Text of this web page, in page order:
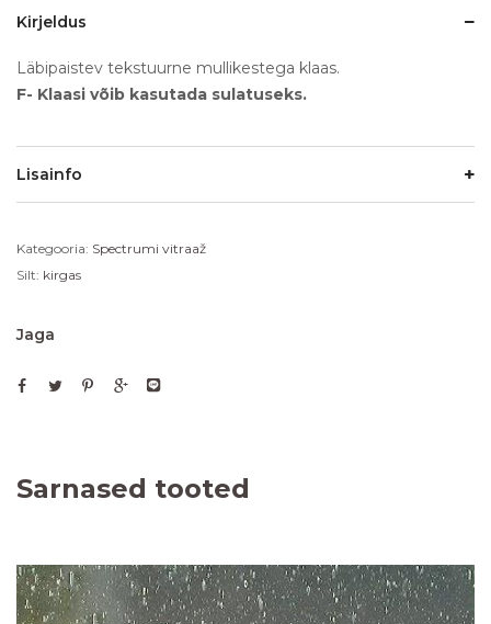
Kirjeldus
Läbipaistev tekstuurne mullikestega klaas.
F- Klaasi võib kasutada sulatuseks.
Lisainfo
Kategooria: Spectrumi vitraaž
Silt: kirgas
Jaga
Sarnased tooted